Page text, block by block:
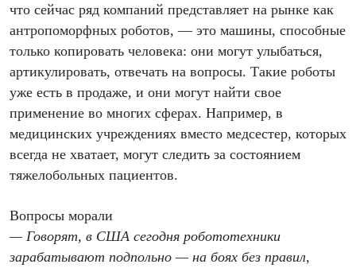
что сейчас ряд компаний представляет на рынке как
антропоморфных роботов, — это машины, способные
только копировать человека: они могут улыбаться,
артикулировать, отвечать на вопросы. Такие роботы
уже есть в продаже, и они могут найти свое
применение во многих сферах. Например, в
медицинских учреждениях вместо медсестер, которых
всегда не хватает, могут следить за состоянием
тяжелобольных пациентов.
Вопросы морали
— Говорят, в США сегодня робототехники
зарабатывают подпольно — на боях без правил,